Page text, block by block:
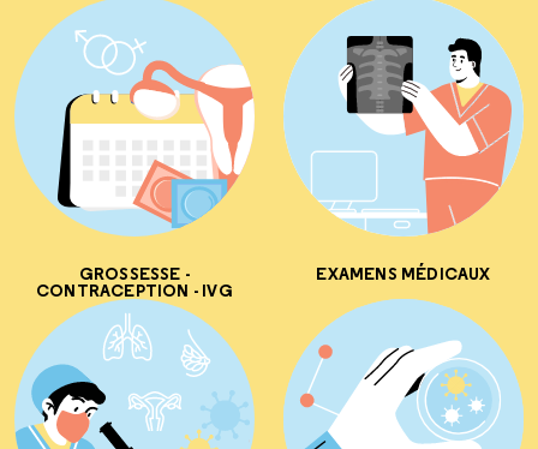
GROSSESSE -
CONTRACEPTION - IVG
EXAMENS MÉDICAUX